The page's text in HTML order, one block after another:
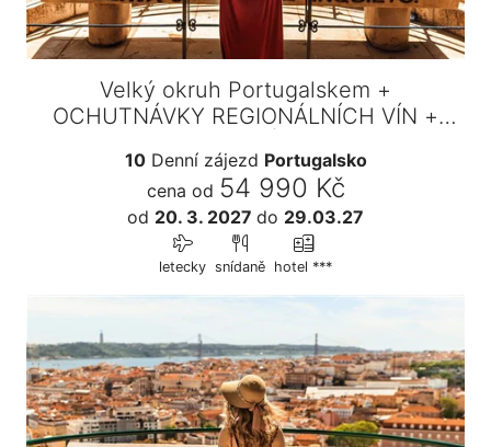
Velký okruh Portugalskem +
OCHUTNÁVKY REGIONÁLNÍCH VÍN +
10Denní zájezd Portugalsko
cena od 54 990 Kč
od 20. 3. 2027 do 29.03.27
letecky snídaně hotel ***